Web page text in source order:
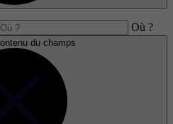
Où ?
du champs